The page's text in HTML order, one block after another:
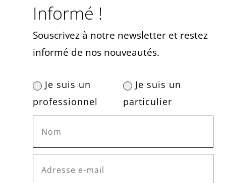
Informé !
Souscrivez à notre newsletter et restez
informé de nos nouveautés.
Je suis un
professionnel
Je suis un
particulier